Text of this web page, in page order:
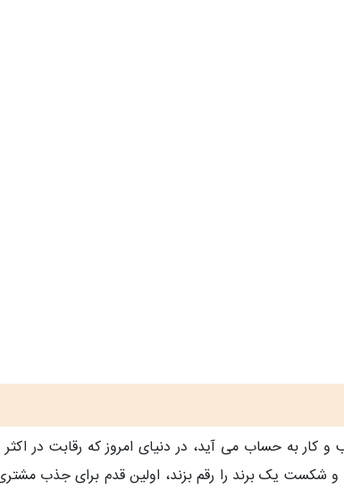
کار به حساب می آید، در دنیای امروز که رقابت در
یک برند را رقم بزند، اولین قدم برای جذب